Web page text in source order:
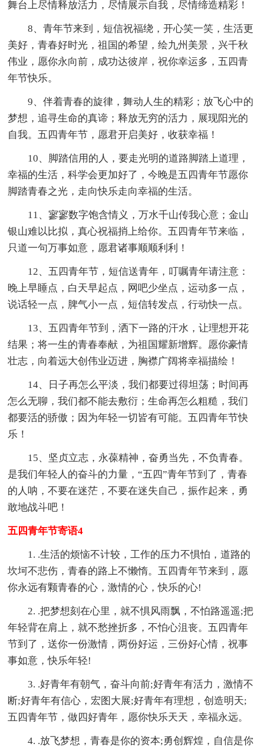
舞台上尽情释放活力，尽情展示自我，尽情缔造精彩！
8、青年节来到，短信祝福绕，开心笑一笑，生活更
美好，青春好时光，祖国的希望，绘九州美景，兴千秋
伟业，愿你永向前，成功达彼岸，祝你幸运多，五四青
年节快乐。
9、伴着青春的旋律，舞动人生的精彩；放飞心中的
梦想，追寻生命的真谛；释放无穷的活力，展现阳光的
自我。五四青年节，愿君开启美好，收获幸福！
10、脚踏信用的人，要走光明的道路脚踏上道理，
幸福的生活，科学会更加好了，今晚是五四青年节愿你
脚踏青春之光，走向快乐走向幸福的生活。
11、寥寥数字饱含情义，万水千山传我心意；金山
银山难以比拟，真心祝福捎上给你。五四青年节来临，
只道一句万事如意，愿君诸事顺顺利利！
12、五四青年节，短信送青年，叮嘱青年请注意：
晚上早睡点，白天早起点，网吧少坐点，运动多一点，
说话轻一点，脾气小一点，短信转发点，行动快一点。
13、五四青年节到，洒下一路的汗水，让理想开花
结果；将一生的青春奉献，为祖国耀新增辉。愿你豪情
壮志，向着远大创伟业迈进，胸襟广阔将幸福描绘！
14、日子再怎么平淡，我们都要过得坦荡；时间再
怎么无聊，我们都不能去敷衍；生命再怎么粗糙，我们
都要活的骄傲；因为年轻一切皆有可能。五四青年节快
乐！
15、坚贞立志，永葆精神，奋勇当先，不负青春。
是我们年轻人的奋斗的力量，“五四”青年节到了，青春
的人呐，不要在迷茫，不要在迷失自己，振作起来，勇
敢地战斗吧！
五四青年节寄语4
1. .生活的烦恼不计较，工作的压力不惧怕，道路的
坎坷不悲伤，青春的路上不懒惰。五四青年节来到，愿
你永远有颗青春的心，激情的心，快乐的心!
2. .把梦想刻在心里，就不惧风雨飘，不怕路遥遥;把
年轻背在肩上，就不愁挫折多，不怕心沮丧。五四青年
节到了，送你一份激情，两份好运，三份好心情，祝事
事如意，快乐年轻!
3. .好青年有朝气，奋斗向前;好青年有活力，激情不
断;好青年有信心，宏图大展;好青年有理想，创造明天;
五四青年节，做四好青年，愿你快乐天天，幸福永远。
4. .放飞梦想，青春是你的资本;勇创辉煌，自信是你